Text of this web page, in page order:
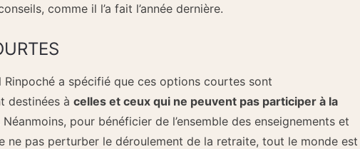
comme il l’a fait l’année dernière.
Rinpoché a spécifié que ces options courtes sont
destinées à celles et ceux qui ne peuvent pas participer à la
Néanmoins, pour bénéficier de l’ensemble des enseignements et
ne pas perturber le déroulement de la retraite, tout le monde est